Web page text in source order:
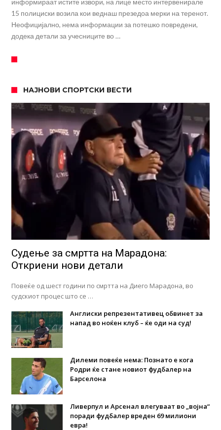
информираат истите извори, на лице место интервенирале
15 полициски возила кои веднаш презедоа мерки на теренот.
Неофицијално, нема информации за потешко повредени,
додека детали за учесниците во …
НАЈНОВИ СПОРТСКИ ВЕСТИ
Судење за смртта на Марадона:
Откриени нови детали
Повеќе од шест години по смртта на Диего Марадона, во
судскиот процес што се …
Англиски репрезентативец обвинет за
напад во ноќен клуб – ќе оди на суд!
Дилеми повеќе нема: Познато е кога
Родри ќе стане новиот фудбалер на
Барселона
Ливерпул и Арсенал влегуваат во „војна“
поради фудбалер вреден 69 милиони
евра!